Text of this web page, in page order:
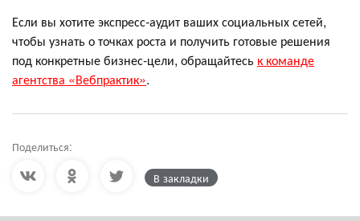
Если вы хотите экспресс-аудит ваших социальных сетей,
чтобы узнать о точках роста и получить готовые решения
под конкретные бизнес-цели, обращайтесь к команде
агентства «Вебпрактик».
Поделиться:
В закладки